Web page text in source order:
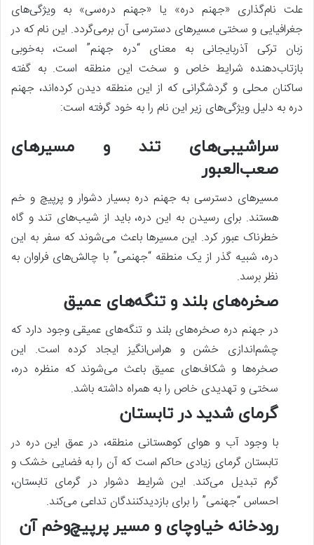
علت نام‌گذاری «جهنم دره» یا «جهنم دره‌سی» به ویژگی‌های
جغرافیایی و سختی مسیرهای دسترسی آن برمی‌گردد. این نام که در
زبان ترکی آذربایجانی به معنای “دره جهنم” است، به‌خوبی
بازتاب‌دهنده شرایط خاص و سخت این منطقه است. به گفته
ساکنان محلی و گردشگرانی که از این منطقه دیدن کرده‌اند، جهنم
دره به دلیل ویژگی‌های زیر این نام را به خود گرفته است:
سراشیبی‌های تند و مسیرهای
صعب‌العبور
مسیرهای دسترسی به جهنم دره بسیار دشوار و پرپیچ و خم
هستند. برای رسیدن به این دره، باید از شیب‌های تند و گاه
خطرناک عبور کرد. این مسیرها باعث می‌شوند که سفر به این
دره، شبیه گذر از یک منطقه “جهنمی” با چالش‌های فراوان به
نظر برسد.
صخره‌های بلند و تنگه‌های عمیق
در جهنم دره صخره‌های بلند و تنگه‌های عمیقی وجود دارد که
چشم‌اندازی خشن و هراس‌انگیز ایجاد کرده است. این
صخره‌ها و شکاف‌های عمیق باعث می‌شوند که منظره دره،
سختی و تهدیدی خاص را به همراه داشته باشد.
گرمای شدید در تابستان
با وجود آب و هوای کوهستانی منطقه، در عمق این دره در
تابستان گرمای زیادی حاکم است که آن را به فضایی خشک و
گرم تبدیل می‌کند. این شرایط دشوار در گرمای تابستان،
احساس “جهنمی” را برای بازدیدکنندگان تداعی می‌کند.
رودخانه خیاوچای و مسیر پرپیچ‌وخم آن